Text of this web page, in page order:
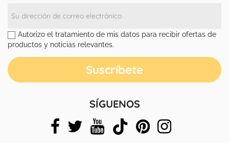
Autorizo el tratamiento de mis datos para recibir ofertas de
productos y noticias relevantes.
SÍGUENOS